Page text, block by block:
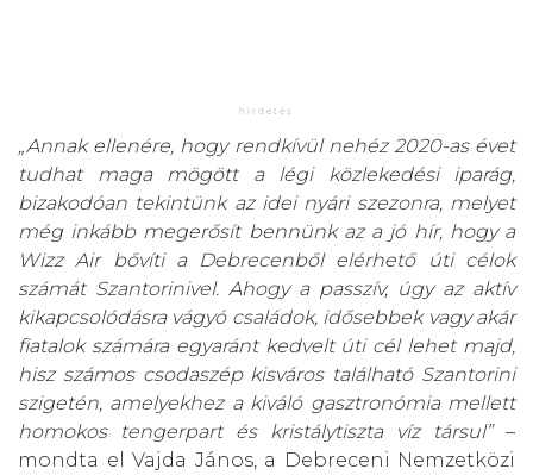
„Annak ellenére, hogy rendkívül nehéz 2020-as évet
tudhat maga mögött a légi közlekedési iparág,
bizakodóan tekintünk az idei nyári szezonra, melyet
még inkább megerősít bennünk az a jó hír, hogy a
Wizz Air bővíti a Debrecenből elérhető úti célok
számát Szantorinivel. Ahogy a passzív, úgy az aktív
kikapcsolódásra vágyó családok, idősebbek vagy akár
fiatalok számára egyaránt kedvelt úti cél lehet majd,
hisz számos csodaszép kisváros található Szantorini
szigetén, amelyekhez a kiváló gasztronómia mellett
homokos tengerpart és kristálytiszta víz társul”–
mondta el Vajda János, a Debreceni Nemzetközi